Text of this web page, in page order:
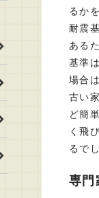
るか
耐震
ある
基準
場合
古い
ど簡
く飛
るで
専門